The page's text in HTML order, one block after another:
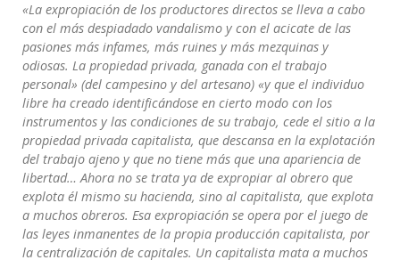
«La expropiación de los productores directos se lleva a cabo
con el más despiadado vandalismo y con el acicate de las
pasiones más infames, más ruines y más mezquinas y
odiosas. La propiedad privada, ganada con el trabajo
personal» (del campesino y del artesano) «y que el individuo
libre ha creado identificándose en cierto modo con los
instrumentos y las condiciones de su trabajo, cede el sitio a la
propiedad privada capitalista, que descansa en la explotación
del trabajo ajeno y que no tiene más que una apariencia de
libertad… Ahora no se trata ya de expropiar al obrero que
explota él mismo su hacienda, sino al capitalista, que explota
a muchos obreros. Esa expropiación se opera por el juego de
las leyes inmanentes de la propia producción capitalista, por
la centralización de capitales. Un capitalista mata a muchos